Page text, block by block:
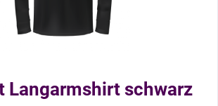
Langarmshirt schwarz